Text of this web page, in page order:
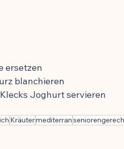
ersetzen
blanchieren
Joghurt servieren
Kräutermediterran